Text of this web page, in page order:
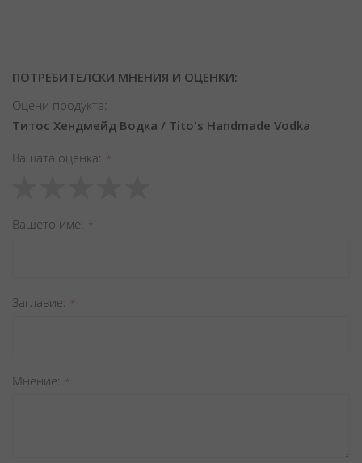
ПОТРЕБИТЕЛСКИ МНЕНИЯ И ОЦЕНКИ:
Оцени продукта:
Титос Хендмейд Водка / Tito's Handmade Vodka
Вашата оценка
star
stars
stars
stars
stars
Вашето име
Заглавиe
Мнение